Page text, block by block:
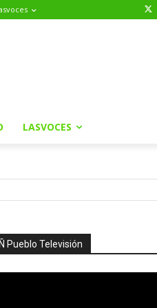
LASVOCES
Ñ Pueblo Televisión